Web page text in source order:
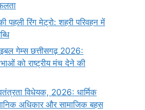
पहली रिंग मेट्रो: शहरी परिवहन में
गेम्स छत्तीसगढ़ 2026:
को राष्ट्रीय मंच देने की
विधेयक, 2026: धार्मिक
अधिकार और सामाजिक बहस